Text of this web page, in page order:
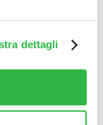
dettagli
o